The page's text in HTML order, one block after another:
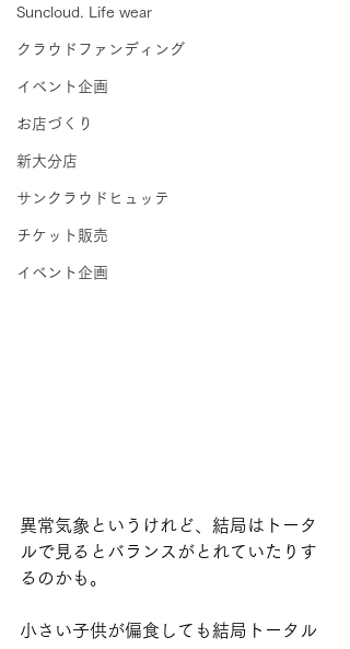
Suncloud. Life wear
クラウドファンディング
イベント企画
お店づくり
新大分店
サンクラウドヒュッテ
チケット販売
イベント企画
異常気象というけれど、結局はトータ
ルで見るとバランスがとれていたりす
るのかも。
小さい子供が偏食しても結局トータル